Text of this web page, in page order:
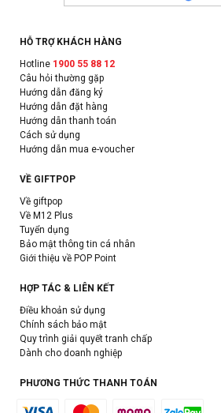
HỖ TRỢ KHÁCH HÀNG
Hotline 1900 55 88 12
Câu hỏi thường gặp
Hướng dẫn đăng ký
Hướng dẫn đặt hàng
Hướng dẫn thanh toán
Cách sử dụng
Hướng dẫn mua e-voucher
VỀ GIFTPOP
Về giftpop
Về M12 Plus
Tuyển dụng
Bảo mật thông tin cá nhân
Giới thiệu về POP Point
HỢP TÁC & LIÊN KẾT
Điều khoản sử dụng
Chính sách bảo mật
Quy trình giải quyết tranh chấp
Dành cho doanh nghiệp
PHƯƠNG THỨC THANH TOÁN